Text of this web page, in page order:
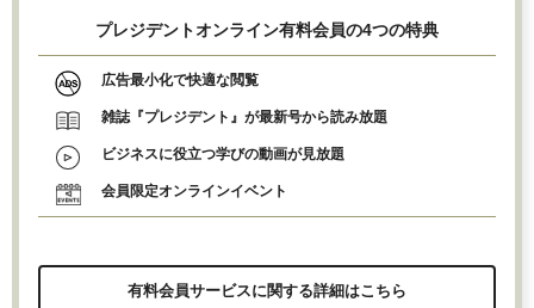
プレジデントオンライン有料会員の4つの特典
広告最小化で快適な閲覧
雑誌『プレジデント』が最新号から読み放題
ビジネスに役立つ学びの動画が見放題
会員限定オンラインイベント
有料会員サービスに関する詳細はこちら